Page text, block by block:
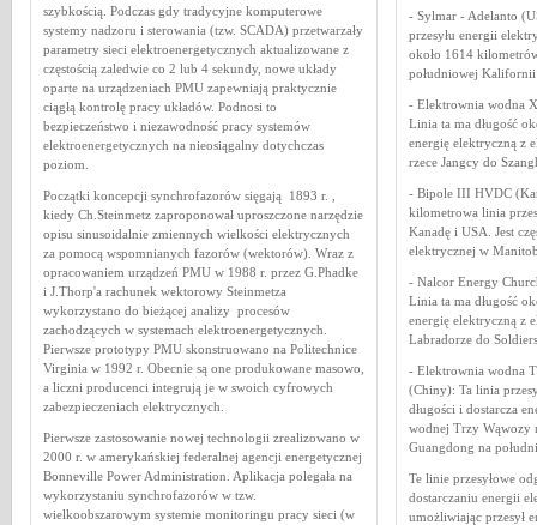
szybkością. Podczas gdy tradycyjne komputerowe
systemy nadzoru i sterowania (tzw. SCADA) przetwarzały
parametry sieci elektroenergetycznych aktualizowane z
częstością zaledwie co 2 lub 4 sekundy, nowe układy
oparte na urządzeniach PMU zapewniają praktycznie
ciągłą kontrolę pracy układów. Podnosi to
bezpieczeństwo i niezawodność pracy systemów
elektroenergetycznych na nieosiągalny dotychczas
poziom.
Początki koncepcji synchrofazorów sięgają 1893 r. ,
kiedy Ch.Steinmetz zaproponował uproszczone narzędzie
opisu sinusoidalnie zmiennych wielkości elektrycznych
za pomocą wspomnianych fazorów (wektorów). Wraz z
opracowaniem urządzeń PMU w 1988 r. przez G.Phadke
i J.Thorp'a rachunek wektorowy Steinmetza
wykorzystano do bieżącej analizy procesów
zachodzących w systemach elektroenergetycznych.
Pierwsze prototypy PMU skonstruowano na Politechnice
Virginia w 1992 r. Obecnie są one produkowane masowo,
a liczni producenci integrują je w swoich cyfrowych
zabezpieczeniach elektrycznych.
Pierwsze zastosowanie nowej technologii zrealizowano w
2000 r. w amerykańskiej federalnej agencji energetycznej
Bonneville Power Administration. Aplikacja polegała na
wykorzystaniu synchrofazorów w tzw.
wielkoobszarowym systemie monitoringu pracy sieci (w
- Sylmar - Adelanto
przesyłu energii
około 1614
południowej Kalifornii
- Elektrownia wodna
Linia ta ma długość
energię elektryczną z
rzece Jangcy do
- Bipole III HVDC
kilometrowa linia
Kanadę i USA. Jest
elektrycznej w
- Nalcor Energy
Linia ta ma długość
energię elektryczną z
Labradorze do
- Elektrownia wodna
(Chiny): Ta linia
długości i dostarcza
wodnej Trzy Wąwozy
Guangdong na
Te linie przesyłowe
dostarczaniu energii
umożliwiając przesył